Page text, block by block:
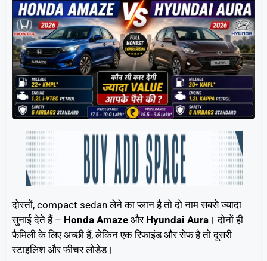
दोस्तों, compact sedan लेने का प्लान है तो दो नाम सबसे ज्यादा
सुनाई देते हैं – Honda Amaze और Hyundai Aura । दोनों ही
फैमिली के लिए अच्छी हैं, लेकिन एक रिफाइंड और सेफ है तो दूसरी
स्टाइलिश और फीचर लोडेड।